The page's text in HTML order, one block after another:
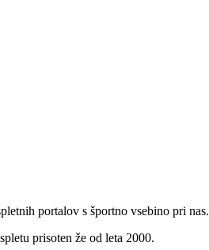
portalov s športno vsebino pri nas.
prisoten že od leta 2000.